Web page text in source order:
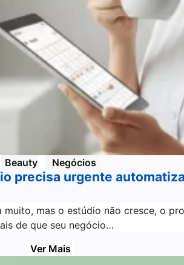
Beauty Negócios
precisa urgente
mas o estúdio não cresce, o
de que seu negócio…
Ver Mais